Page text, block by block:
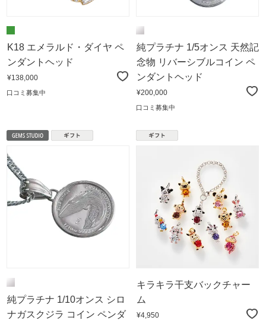
K18 エメラルド・ダイヤ ペ
ンダントヘッド
¥138,000
口コミ募集中
純プラチナ 1/5オンス 天然記
念物 リバーシブルコイン ペ
ンダントヘッド
¥200,000
口コミ募集中
純プラチナ 1/10オンス シロ
ナガスクジラ コイン ペンダ
キラキラ干支バックチャー
ム
¥4,950